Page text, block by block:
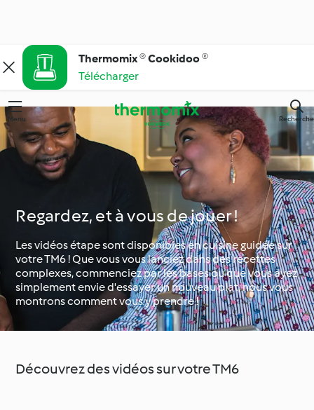
Thermomix ® Cookidoo ®
Télécharger
Menu Recherche
Regardez, et à vous de jouer !
Les vidéos étape sont disponibles en cuisine guidée sur
votre TM6 ! Que vous vous lanciez dans des recettes
complexes, commenciez par les bases ou que vous ayez
simplement envie d'essayer un nouveau plat, nous vous
montrons comment vous y prendre !
Découvrez des vidéos sur votre TM6